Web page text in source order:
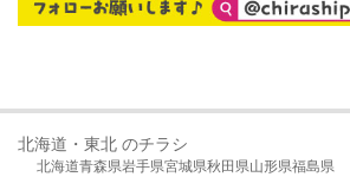
北海道・東北 のチラシ
北海道青森県岩手県宮城県秋田県山形県福島県